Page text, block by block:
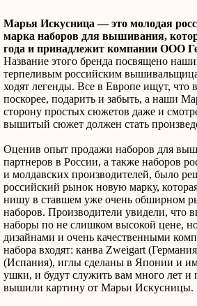
Марья Искусница — это молодая
марка наборов для вышивания,
года и принадлежит компании ООО
Название этого бренда посвящено
терпеливым российским
ходят легенды. Все в Европе ищут,
поскорее, подарить и забыть, а наши
сторону простых сюжетов даже и
вышитый сюжет должен стать
Оценив опыт продажи наборов для
партнеров в России, а также наборов
и молдавских производителей, было
российский рынок новую марку,
нишу в ставшем уже очень обширном
наборов. Производители увидели,
наборы по не слишком высокой цене,
дизайнами и очень качественными
набора входят: канва Zweigart
(Испания), иглы сделаны в Японии и
ушки, и будут служить вам много лет и
вышили картину от Марьи Искусницы.